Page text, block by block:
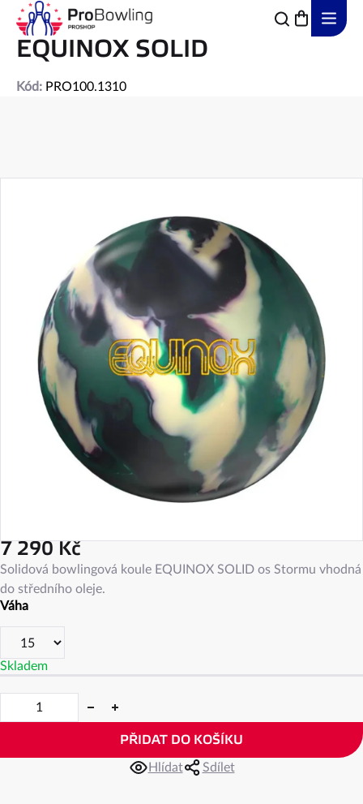
Přejít
obsah
EQUINOX SOLID
Kód: PRO100.1310
7 290 Kč
Měrná
cena:
Skladem
Váha
PŘIDAT DO KOŠÍKU
Solidová bowlingová koule EQUINOX SOLID os Stormu vhodná
do středního oleje.
Hlídat Sdílet